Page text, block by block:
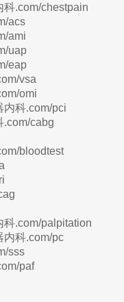
科.com/chestpain
acs
ami
uap
eap
vsa
omi
内科.com/pci
.com/cabg
bloodtest
科.com/palpitation
内科.com/pc
sss
paf